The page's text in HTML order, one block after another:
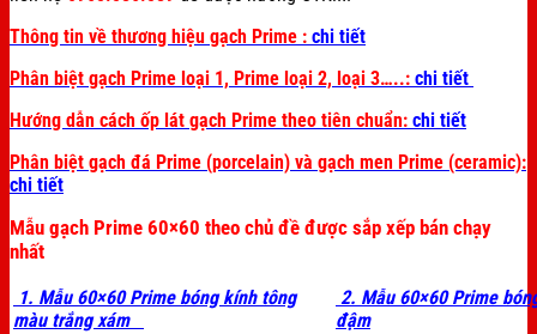
Thông tin về thương hiệu gạch Prime : chi tiết
Phân biệt gạch Prime loại 1, Prime loại 2, loại 3…..: chi tiết
Hướng dẫn cách ốp lát gạch Prime theo tiên chuẩn: chi tiết
Phân biệt gạch đá Prime (porcelain) và gạch men Prime (ceramic):
chi tiết
Mẫu gạch Prime 60×60 theo chủ đề được sắp xếp bán chạy
nhất
1. Mẫu 60×60 Prime bóng kính tông
màu trắng xám
2. Mẫu 60×60 Prime
đậm